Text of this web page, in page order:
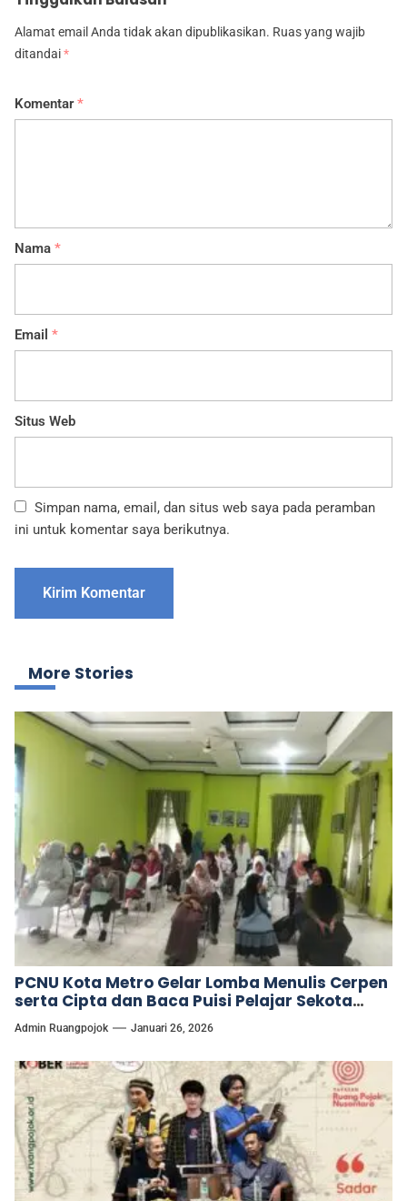
Alamat email Anda tidak akan dipublikasikan. Ruas yang wajib
ditandai*
Komentar*
Nama *
Email *
Situs Web
Simpan nama, email, dan situs web saya pada peramban
ini untuk komentar saya berikutnya.
More Stories
PCNU Kota Metro Gelar Lomba Menulis Cerpen
serta Cipta dan Baca Puisi Pelajar Sekota
Metro.
Admin Ruangpojok Januari 26, 2026